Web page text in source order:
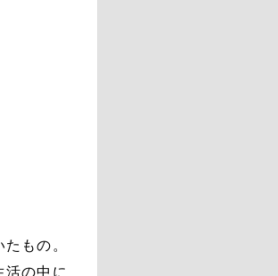
もの。
活の中に